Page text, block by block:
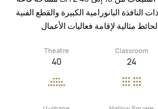
النافذة البانورامية الكبيرة والقطع الفنية
Theatre
40
Classroom
24